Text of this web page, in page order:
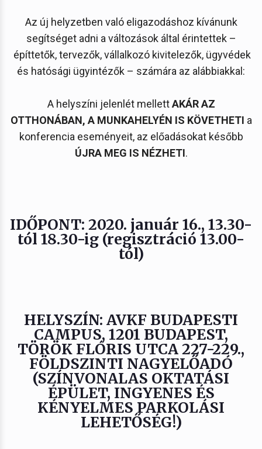
Az új helyzetben való eligazodáshoz kívánunk
segítséget adni a változások által érintettek –
építtetők, tervezők, vállalkozó kivitelezők, ügyvédek
és hatósági ügyintézők – számára az alábbiakkal:
A helyszíni jelenlét mellettAKÁR AZ
OTTHONÁBAN, A MUNKAHELYÉN IS KÖVETHETI a
konferencia eseményeit, az előadásokat később
ÚJRA MEG IS NÉZHETI.
IDŐPONT: 2020. január 16., 13.30-
tól 18.30-ig (regisztráció 13.00-
tól)
HELYSZÍN: AVKF BUDAPESTI
CAMPUS, 1201 BUDAPEST,
TÖRÖK FLÓRIS UTCA 227-229.,
FÖLDSZINTI NAGYELŐADÓ
(SZÍNVONALAS OKTATÁSI
ÉPÜLET, INGYENES ÉS
KÉNYELMES PARKOLÁSI
LEHETŐSÉG!)